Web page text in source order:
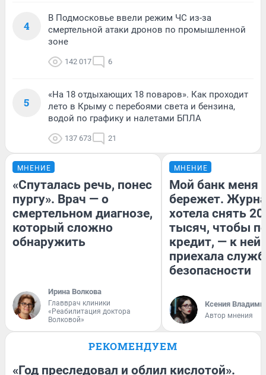
4
В Подмосковье ввели режим ЧС из-за
смертельной атаки дронов по промышленной
зоне
142 017 6
5
«На 18 отдыхающих 18 поваров». Как проходит
лето в Крыму с перебоями света и бензина,
водой по графику и налетами БПЛА
137 673 21
МНЕНИЕ
«Спуталась речь, понес
пургу». Врач — о
смертельном диагнозе,
который сложно
обнаружить
Ирина Волкова
Главврач клиники
«Реабилитация доктора
Волковой»
МНЕНИЕ
Мой банк меня
бережет.
хотела снять
тысяч, чтобы
кредит, — к
приехала
безопасности
Ксения
Автор мнения
РЕКОМЕНДУЕМ
«Год преследовал и облил кислотой».